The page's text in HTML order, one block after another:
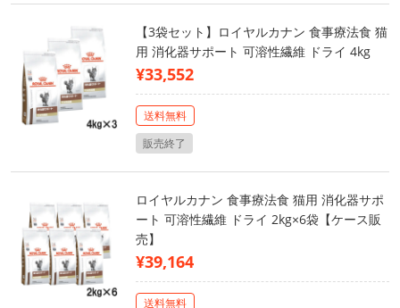
【3袋セット】ロイヤルカナン 食事療法食 猫
用 消化器サポート 可溶性繊維 ドライ 4kg
¥33,552
送料無料
販売終了
ロイヤルカナン 食事療法食 猫用 消化器サポ
ート 可溶性繊維 ドライ 2kg×6袋【ケース販
売】
¥39,164
送料無料